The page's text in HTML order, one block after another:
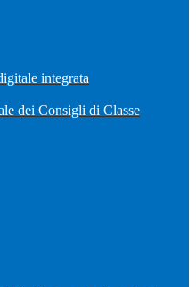
integrata
dei Consigli di Classe